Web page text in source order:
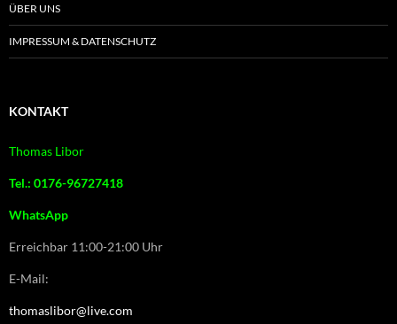
ÜBER UNS
IMPRESSUM & DATENSCHUTZ
KONTAKT
Thomas Libor
Tel.: 0176-96727418
WhatsApp
Erreichbar 11:00-21:00 Uhr
E-Mail:
thomaslibor@live.com